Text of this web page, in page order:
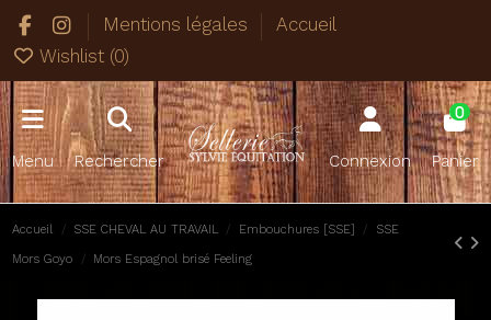
Mentions légales
Accueil
Wishlist (0)
Menu Rechercher Connexion
0
Panier
Accueil SSE CHEVAL AU TRAVAIL Embouchures [SSE] SSE
Mors Goyo Mors Espagnol brisé Feeling